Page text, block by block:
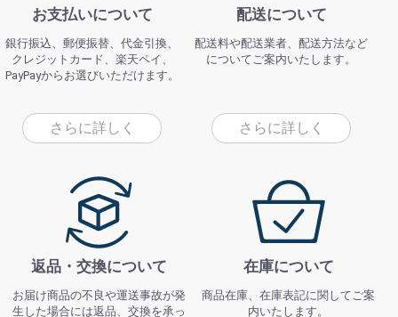
お支払いについて
銀行振込、郵便振替、代金引換、
クレジットカード、楽天ペイ、
PayPayからお選びいただけます。
さらに詳しく
配送について
配送料や配送業者、配送方法など
についてご案内いたします。
さらに詳しく
返品・交換について
お届け商品の不良や運送事故が発
生した場合には返品、交換を承っ
在庫について
商品在庫、在庫表記に関してご案
内いたします。